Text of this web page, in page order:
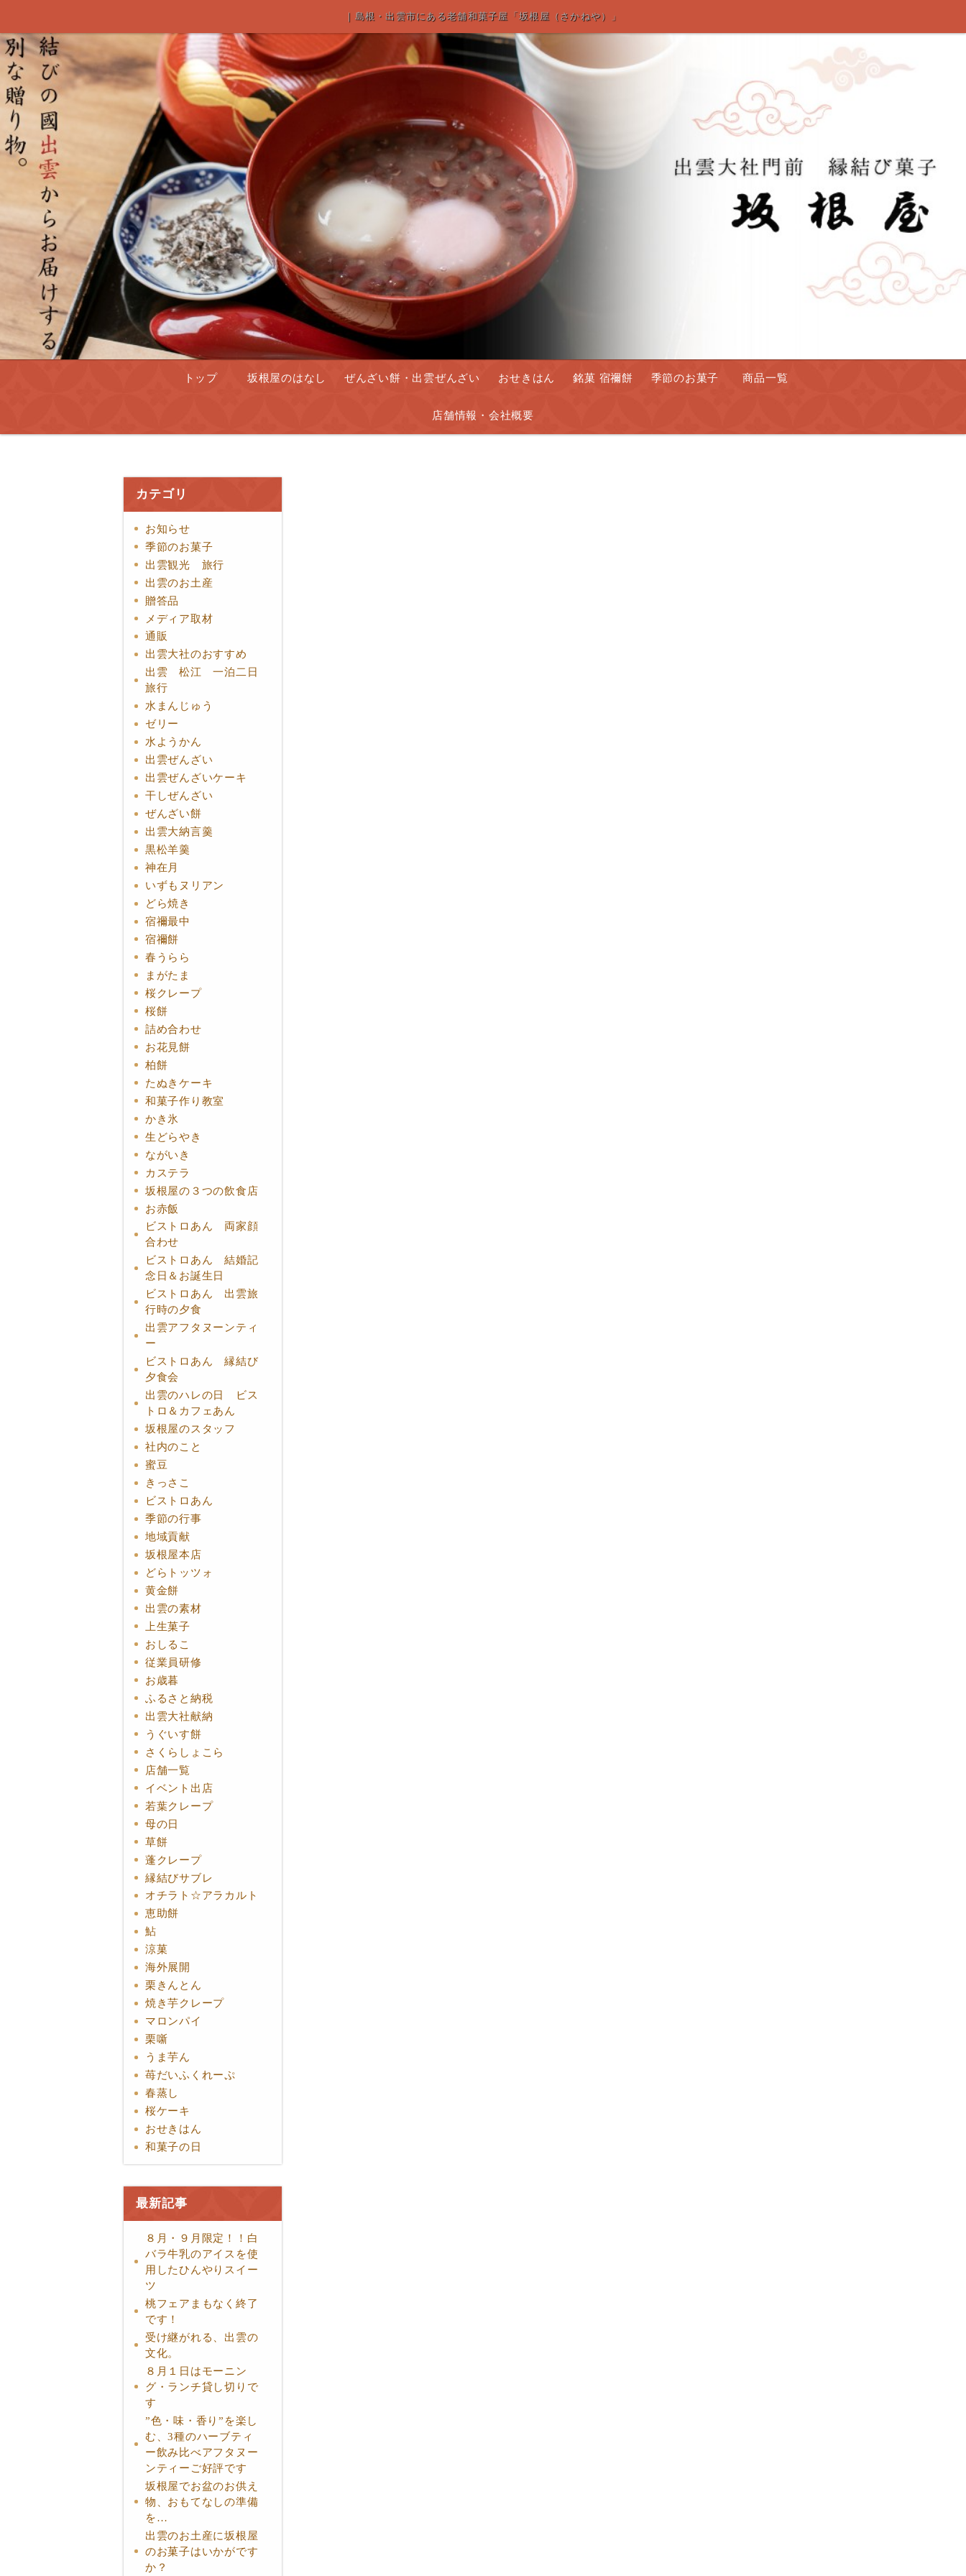
｜島根・出雲市にある老舗和菓子屋「坂根屋（さかねや）」
トップ 坂根屋のはなし ぜんざい餅・出雲ぜんざい おせきはん 銘菓 宿禰餅 季節のお菓子 商品一覧
店舗情報・会社概要
カテゴリ
お知らせ
季節のお菓子
出雲観光 旅行
出雲のお土産
贈答品
メディア取材
通販
出雲大社のおすすめ
出雲 松江 一泊二日
旅行
水まんじゅう
ゼリー
水ようかん
出雲ぜんざい
出雲ぜんざいケーキ
干しぜんざい
ぜんざい餅
出雲大納言羹
黒松羊羹
神在月
いずもヌリアン
どら焼き
宿禰最中
宿禰餅
春うらら
まがたま
桜クレープ
桜餅
詰め合わせ
お花見餅
柏餅
たぬきケーキ
和菓子作り教室
かき氷
生どらやき
ながいき
カステラ
坂根屋の３つの飲食店
お赤飯
ビストロあん 両家顔
合わせ
ビストロあん 結婚記
念日＆お誕生日
ビストロあん 出雲旅
行時の夕食
出雲アフタヌーンティ
ー
ビストロあん 縁結び
夕食会
出雲のハレの日 ビス
トロ＆カフェあん
坂根屋のスタッフ
社内のこと
蜜豆
きっさこ
ビストロあん
季節の行事
地域貢献
坂根屋本店
どらトッツォ
黄金餅
出雲の素材
上生菓子
おしるこ
従業員研修
お歳暮
ふるさと納税
出雲大社献納
うぐいす餅
さくらしょこら
店舗一覧
イベント出店
若葉クレープ
母の日
草餅
蓬クレープ
縁結びサブレ
オチラト☆アラカルト
恵助餅
鮎
涼菓
海外展開
栗きんとん
焼き芋クレープ
マロンパイ
栗噺
うま芋ん
苺だいふくれーぷ
春蒸し
桜ケーキ
おせきはん
和菓子の日
最新記事
８月・９月限定！！白
バラ牛乳のアイスを使
用したひんやりスイー
ツ
桃フェアまもなく終了
です！
受け継がれる、出雲の
文化。
８月１日はモーニン
グ・ランチ貸し切りで
す
”色・味・香り”を楽し
む、3種のハーブティ
ー飲み比べアフタヌー
ンティーご好評です
坂根屋でお盆のお供え
物、おもてなしの準備
を…
出雲のお土産に坂根屋
のお菓子はいかがです
か？